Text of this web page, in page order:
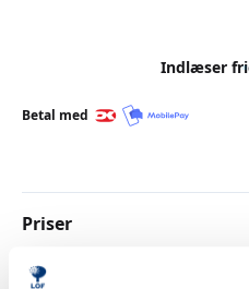
For at få bedst muligt
Indlæser
Betal med
Priser
Almen